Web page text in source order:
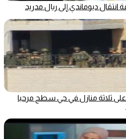
انتقال ديوماندي إلى ريال مدريد
على ثلاثة منازل في حي سطح مرحبا